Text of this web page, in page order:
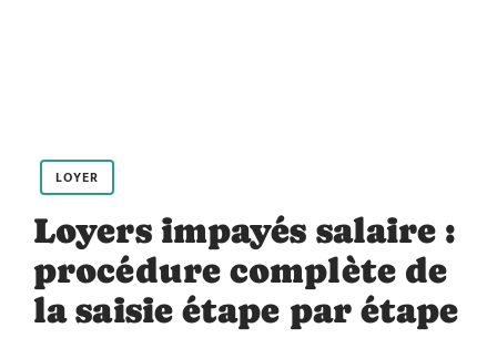
LOYER
Loyers impayés salaire :
procédure complète de
la saisie étape par étape